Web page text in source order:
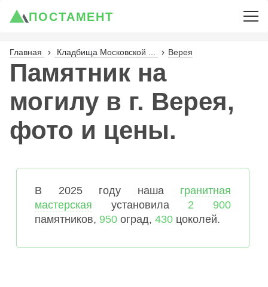
ПОСТАМЕНТ
Главная Кладбища Московской ... Верея
Памятник на
могилу в г. Верея,
фото и цены.
В 2025 году наша гранитная
мастерская установила 2 900
памятников, 950 оград, 430 цоколей.